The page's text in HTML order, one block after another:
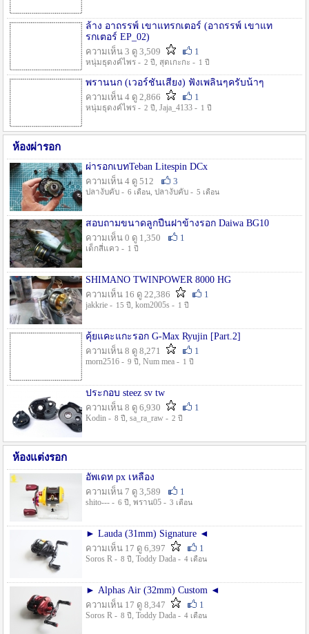
ล้าง อาถรรพ์ เขาแทรกเตอร์ (อาถรรพ์ เขาแท
รกเตอร์ EP_02)
ความเห็น 3 ดู 3,509
1
หนุ่มธุดงค์ไพร - 2 ปี , สุดเกะกะ - 1 ปี
พรานนก (เวอร์ชั่นเสียง) ฟังเพลินๆครับน้าๆ
ความเห็น 4 ดู 2,866
1
หนุ่มธุดงค์ไพร - 2 ปี , Jaja_4133 - 1 ปี
ห้องผ่ารอก
ผ่ารอกเบทTeban Litespin DCx
ความเห็น 4 ดู 512
3
ปลางับคับ - 6 เดือน, ปลางับคับ - 5 เดือน
สอบถามขนาดลูกปืนฝาข้างรอก Daiwa BG10
ความเห็น 0 ดู 1,350
1
เด็กสี่แคว - 1 ปี
SHIMANO TWINPOWER 8000 HG
ความเห็น 16 ดู 22,386
1
jakkrie - 15 ปี , kom2005s - 1 ปี
คุ้ยแคะแกะรอก G-Max Ryujin [Part.2]
ความเห็น 8 ดู 8,271
1
morn2516 - 9 ปี , Num mea - 1 ปี
ประกอบ steez sv tw
ความเห็น 8 ดู 6,930
1
Kodin - 8 ปี , sa_ra_raw - 2 ปี
ห้องแต่งรอก
อัพเดท px เหลือง
ความเห็น 7 ดู 3,589
1
shito--- - 6 ปี , พราน05 - 3 เดือน
► Lauda (31mm) Signature ◄
ความเห็น 17 ดู 6,397
1
Soros R - 8 ปี , Toddy Dada - 4 เดือน
► Alphas Air (32mm) Custom ◄
ความเห็น 17 ดู 8,347
1
Soros R - 8 ปี , Toddy Dada - 4 เดือน